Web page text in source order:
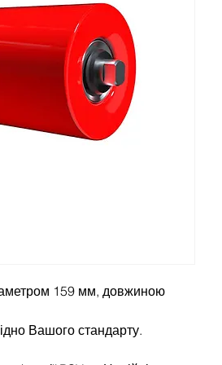
159 мм, довжиною
Вашого стандарту.